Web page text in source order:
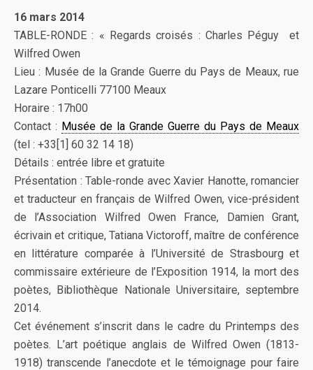
16 mars 2014
TABLE-RONDE : « Regards croisés : Charles Péguy et
Wilfred Owen
Lieu : Musée de la Grande Guerre du Pays de Meaux, rue
Lazare Ponticelli 77100 Meaux
Horaire : 17h00
Contact : Musée de la Grande Guerre du Pays de Meaux
(tel : +33[1] 60 32 14 18)
Détails : entrée libre et gratuite
Présentation : Table-ronde avec Xavier Hanotte, romancier
et traducteur en français de Wilfred Owen, vice-président
de l’Association Wilfred Owen France, Damien Grant,
écrivain et critique, Tatiana Victoroff, maître de conférence
en littérature comparée à l’Université de Strasbourg et
commissaire extérieure de l’Exposition 1914, la mort des
poètes, Bibliothèque Nationale Universitaire, septembre
2014.
Cet événement s’inscrit dans le cadre du Printemps des
poètes. L’art poétique anglais de Wilfred Owen (1813-
1918) transcende l’anecdote et le témoignage pour faire